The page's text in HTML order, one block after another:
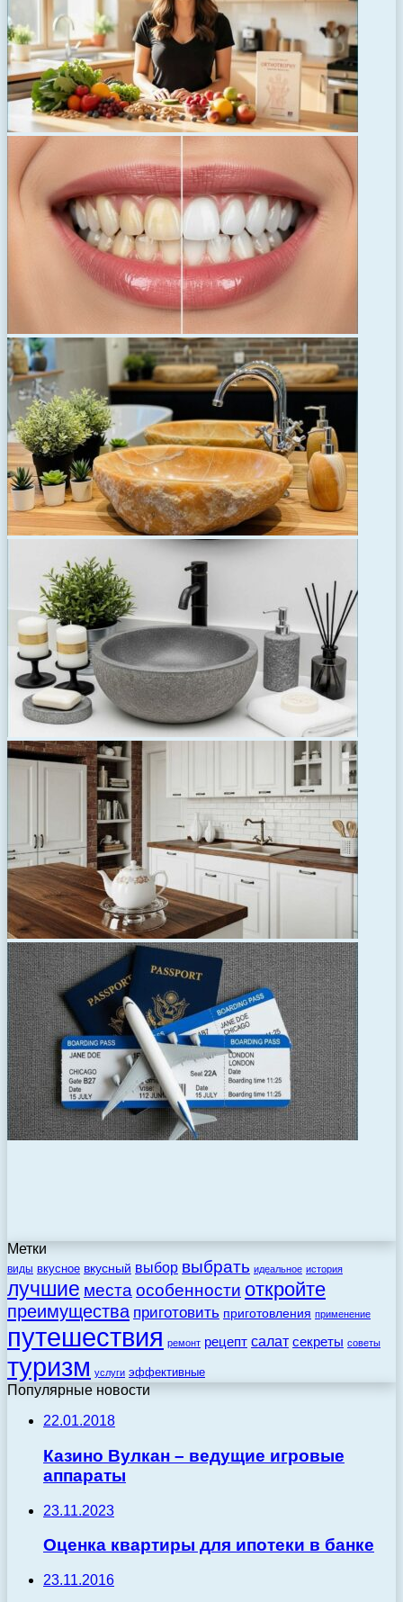
Метки
виды вкусное вкусный выбор выбрать идеальное история
лучшие места особенности откройте
преимущества приготовить приготовления применение
путешествия ремонт рецепт салат секреты советы
туризм услуги эффективные
Популярные новости
22.01.2018
Казино Вулкан – ведущие игровые
аппараты
23.11.2023
Оценка квартиры для ипотеки в банке
23.11.2016